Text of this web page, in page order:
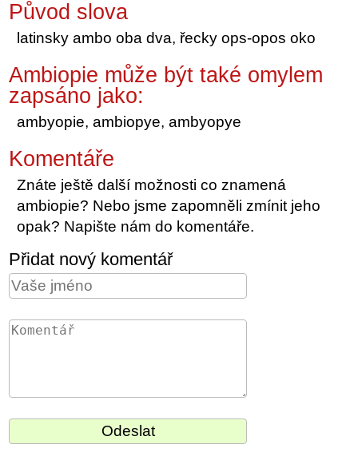
Původ slova
latinsky ambo oba dva, řecky ops-opos oko
Ambiopie může být také omylem
zapsáno jako:
ambyopie, ambiopye, ambyopye
Komentáře
Znáte ještě další možnosti co znamená
ambiopie? Nebo jsme zapomněli zmínit jeho
opak? Napište nám do komentáře.
Přidat nový komentář